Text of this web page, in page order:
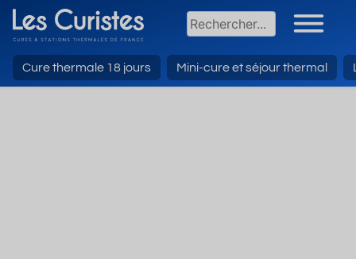
Cure thermale 18 jours Mini-cure et séjour thermal